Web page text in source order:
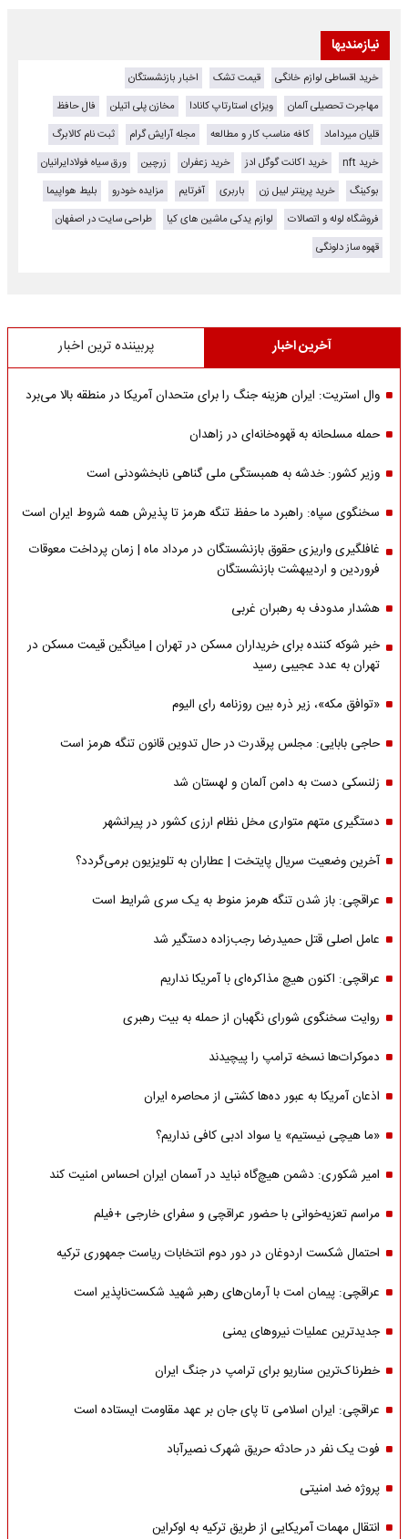
نیازمندیها
خرید اقساطی لوازم خانگی قیمت تشک
اخبار بازنشستگان
مهاجرت تحصیلی آلمان
ویزای استارتاپ کانادا مخازن پلی اتیلن
فال حافظ
قلیان میرداماد
کافه مناسب کار و مطالعه مجله آرایش گرام
ثبت نام کالابرگ
خرید nft
خرید اکانت گوگل ادز خرید زعفران زرچین
ورق سیاه فولادایرانیان
بوکینگ
خرید پرینتر لیبل زن باربری آفرتایم مزایده خودرو
بلیط هواپیما
فروشگاه لوله و اتصالات
لوازم یدکی ماشین های کیا
طراحی سایت در اصفهان
قهوه ساز دلونگی
آخرین اخبار پربیننده ترین اخبار
وال استریت: ایران هزینه جنگ را برای متحدان آمریکا در منطقه بالا می‌برد
حمله مسلحانه به قهوه‌خانه‌ای در زاهدان
وزیر کشور: خدشه به همبستگی ملی گناهی نابخشودنی است
سخنگوی سپاه: راهبرد ما حفظ تنگه هرمز تا پذیرش همه شروط ایران است
غافلگیری واریزی حقوق بازنشستگان در مرداد ماه | زمان پرداخت معوقات
فروردین و اردیبهشت بازنشستگان
هشدار مدودف به رهبران غربی
خبر شوکه کننده برای خریداران مسکن در تهران | میانگین قیمت مسکن در
تهران به عدد عجیبی رسید
«توافق مکه»، زیر ذره بین روزنامه رای الیوم
حاجی بابایی: مجلس پرقدرت در حال تدوین قانون تنگه هرمز است
زلنسکی دست به دامن آلمان و لهستان شد
دستگیری متهم متواری مخل نظام ارزی کشور در پیرانشهر
آخرین وضعیت سریال پایتخت | عطاران به تلویزیون برمی‌گردد؟
عراقچی: باز شدن تنگه هرمز منوط به یک سری شرایط است
عامل اصلی قتل حمیدرضا رجب‌زاده دستگیر شد
عراقچی: اکنون هیچ مذاکره‌ای با آمریکا نداریم
روایت سخنگوی شورای نگهبان از حمله به بیت رهبری
دموکرات‌ها نسخه ترامپ را پیچیدند
اذعان آمریکا به عبور ده‌ها کشتی از محاصره ایران
«ما هیچی نیستیم» یا سواد ادبی کافی نداریم؟
امیر شکوری: دشمن هیچ‌گاه نباید در آسمان ایران احساس امنیت کند
مراسم تعزیه‌خوانی با حضور عراقچی و سفرای خارجی +فیلم
احتمال شکست اردوغان در دور دوم انتخابات ریاست جمهوری ترکیه
عراقچی: پیمان امت با آرمان‌های رهبر شهید شکست‌ناپذیر است
جدیدترین عملیات نیروهای یمنی
خطرناک‌ترین سناریو برای ترامپ در جنگ ایران
عراقچی: ایران اسلامی تا پای جان بر عهد مقاومت ایستاده است
فوت یک نفر در حادثه حریق شهرک نصیرآباد
پروژه ضد امنیتی
انتقال مهمات آمریکایی از طریق ترکیه به اوکراین